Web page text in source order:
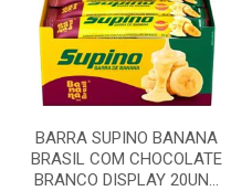
BARRA SUPINO BANANA
BRASIL COM CHOCOLATE
BRANCO DISPLAY 20UN...